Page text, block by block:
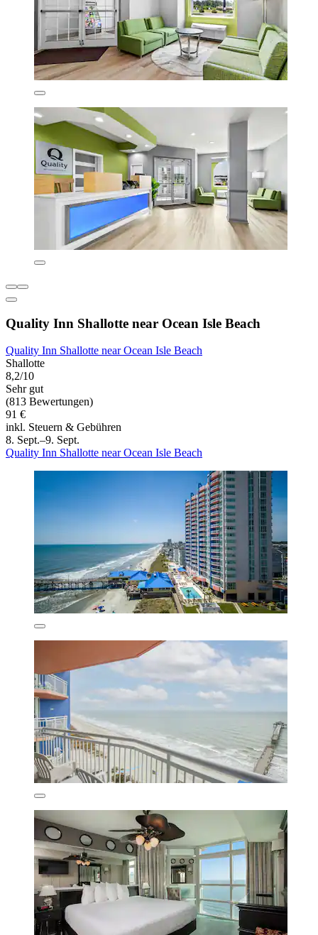
Quality Inn Shallotte near Ocean Isle Beach
Quality Inn Shallotte near Ocean Isle Beach
Shallotte
8,2/10
Sehr gut
(813 Bewertungen)
91 €
inkl. Steuern & Gebühren
8. Sept.–9. Sept.
Quality Inn Shallotte near Ocean Isle Beach